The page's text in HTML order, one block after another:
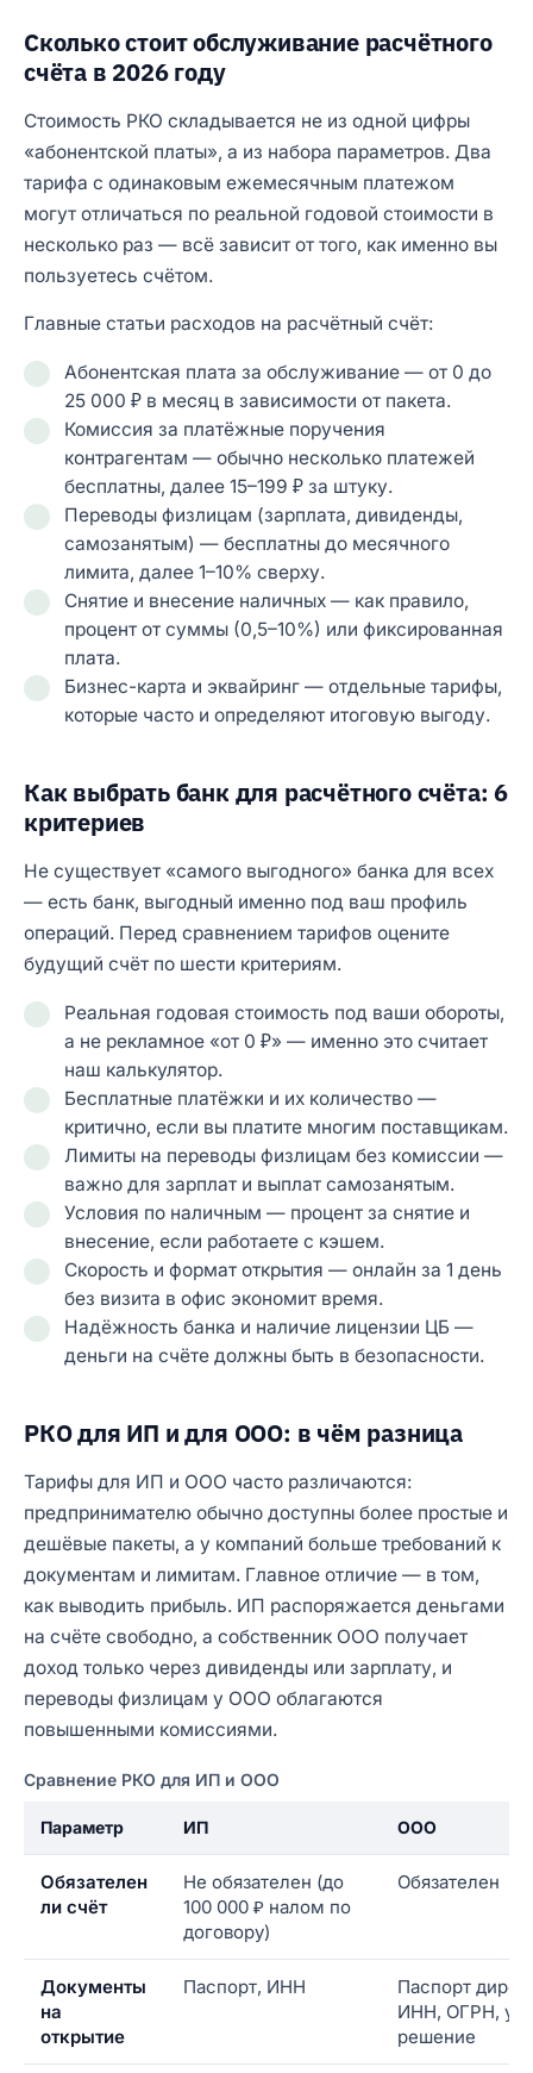
Сколько стоит обслуживание расчётного
счёта в 2026 году
Стоимость РКО складывается не из одной цифры
«абонентской платы», а из набора параметров. Два
тарифа с одинаковым ежемесячным платежом
могут отличаться по реальной годовой стоимости в
несколько раз — всё зависит от того, как именно вы
пользуетесь счётом.
Главные статьи расходов на расчётный счёт:
Абонентская плата за обслуживание — от 0 до
25 000 ₽ в месяц в зависимости от пакета.
Комиссия за платёжные поручения
контрагентам — обычно несколько платежей
бесплатны, далее 15–199 ₽ за штуку.
Переводы физлицам (зарплата, дивиденды,
самозанятым) — бесплатны до месячного
лимита, далее 1–10% сверху.
Снятие и внесение наличных — как правило,
процент от суммы (0,5–10%) или фиксированная
плата.
Бизнес-карта и эквайринг — отдельные тарифы,
которые часто и определяют итоговую выгоду.
Как выбрать банк для расчётного счёта: 6
критериев
Не существует «самого выгодного» банка для всех
— есть банк, выгодный именно под ваш профиль
операций. Перед сравнением тарифов оцените
будущий счёт по шести критериям.
Реальная годовая стоимость под ваши обороты,
а не рекламное «от 0 ₽» — именно это считает
наш калькулятор.
Бесплатные платёжки и их количество —
критично, если вы платите многим поставщикам.
Лимиты на переводы физлицам без комиссии —
важно для зарплат и выплат самозанятым.
Условия по наличным — процент за снятие и
внесение, если работаете с кэшем.
Скорость и формат открытия — онлайн за 1 день
без визита в офис экономит время.
Надёжность банка и наличие лицензии ЦБ —
деньги на счёте должны быть в безопасности.
РКО для ИП и для ООО: в чём разница
Тарифы для ИП и ООО часто различаются:
предпринимателю обычно доступны более простые и
дешёвые пакеты, а у компаний больше требований к
документам и лимитам. Главное отличие — в том,
как выводить прибыль. ИП распоряжается деньгами
на счёте свободно, а собственник ООО получает
доход только через дивиденды или зарплату, и
переводы физлицам у ООО облагаются
повышенными комиссиями.
Сравнение РКО для ИП и ООО
Параметр ИП ООО
Обязателен
ли счёт
Не обязателен (до
100 000 ₽ налом по
договору)
Обязателен
Документы
на
открытие
Паспорт, ИНН
Паспорт
ИНН, ОГРН,
решение